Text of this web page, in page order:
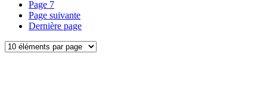
Page 7
Page suivante
Dernière page